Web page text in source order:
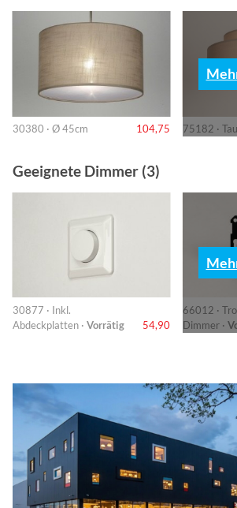
30380 · Ø 45cm 104,75 75182 ·
Geeignete Dimmer (3)
30877 · Inkl.
Abdeckplatten · Vorrätig 54,90
66012 ·
Dimmer ·